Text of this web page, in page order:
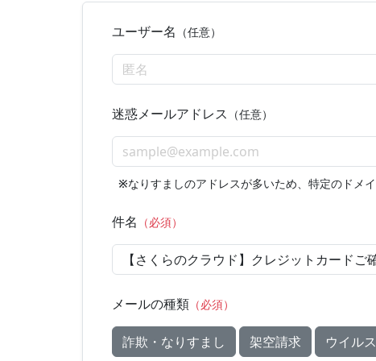
ユーザー名 （任意）
迷惑メールアドレス （任意）
※なりすましのアドレスが多いため、特定のドメ
件名 （必須）
メールの種類 （必須）
詐欺・なりすまし 架空請求 ウイルス